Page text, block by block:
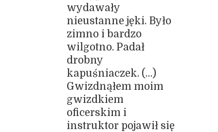
wydawały
nieustanne jęki. Było
zimno i bardzo
wilgotno. Padał
drobny
kapuśniaczek. (…)
Gwizdnąłem moim
gwizdkiem
oficerskim i
instruktor pojawił się